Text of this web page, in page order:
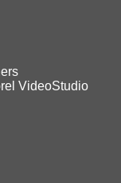
VideoStudio